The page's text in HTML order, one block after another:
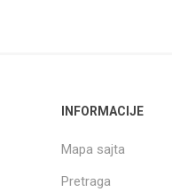
INFORMACIJE
Mapa sajta
Pretraga